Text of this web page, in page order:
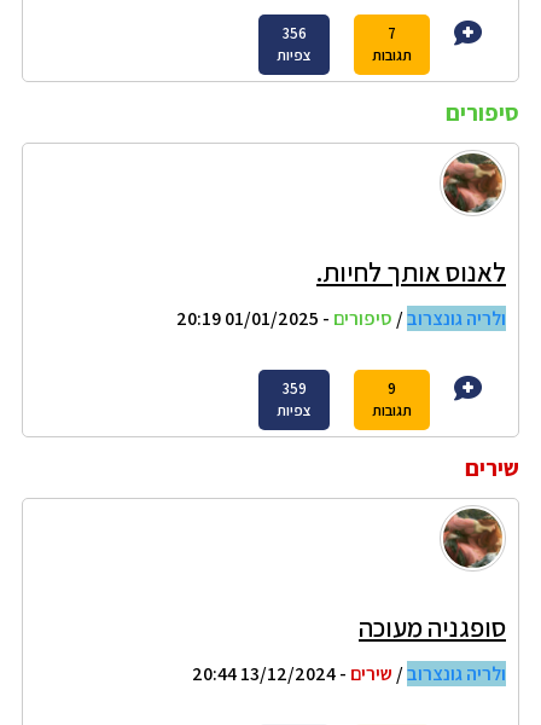
7
תגובות
356
צפיות
סיפורים
לאנוס אותך לחיות.
ולריה גונצרוב/ סיפורים - 01/01/2025 20:19
9
תגובות
359
צפיות
שירים
סופגניה מעוכה
ולריה גונצרוב/ שירים - 13/12/2024 20:44